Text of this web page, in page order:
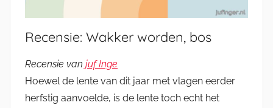
Recensie: Wakker worden, bos
Recensie van juf Inge
Hoewel de lente van dit jaar met vlagen eerder
herfstig aanvoelde, is de lente toch echt het